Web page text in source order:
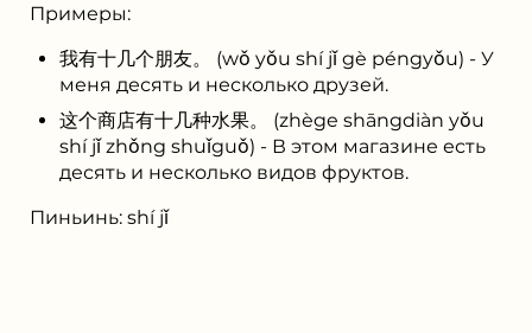
Примеры:
我有⼗⼏个朋友。 (wǒ yǒu shí jǐ gè péngyǒu) - У
меня десять и несколько друзей.
这个商店有⼗⼏种水果。 (zhège shāngdiàn yǒu
shí jǐ zhǒng shuǐguǒ) - В этом магазине есть
десять и несколько видов фруктов.
Пиньинь: shí jǐ